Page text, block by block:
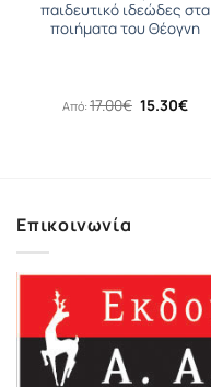
παιδευτικό ιδεώδες στα
ποιήματα του Θέογνη
Από: 17.00€ Original
price
15.30€Η
Επικοινωνία